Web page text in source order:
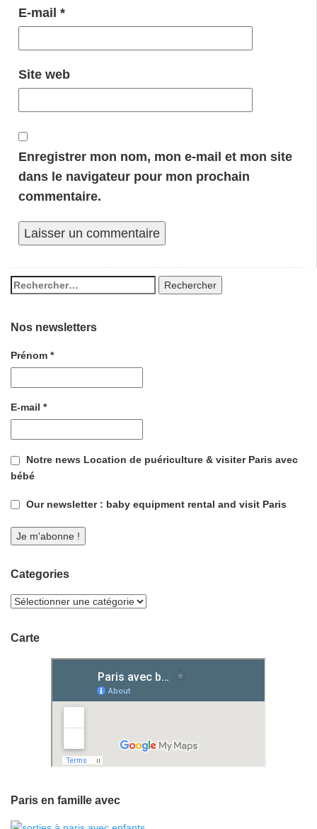
E-mail *
Site web
Enregistrer mon nom, mon e-mail et mon site
dans le navigateur pour mon prochain
commentaire.
Nos newsletters
Prénom *
E-mail *
Notre news Location de puériculture & visiter Paris avec
bébé
Our newsletter : baby equipment rental and visit Paris
Categories
Carte
Paris en famille avec